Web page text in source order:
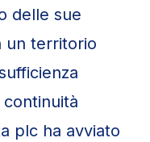
delle sue
un territorio
continuità
plc ha avviato